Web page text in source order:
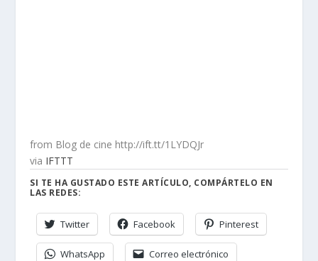
from Blog de cine http://ift.tt/1LYDQJr
via IFTTT
SI TE HA GUSTADO ESTE ARTÍCULO, COMPÁRTELO EN
LAS REDES:
Twitter Facebook Pinterest
WhatsApp Correo electrónico